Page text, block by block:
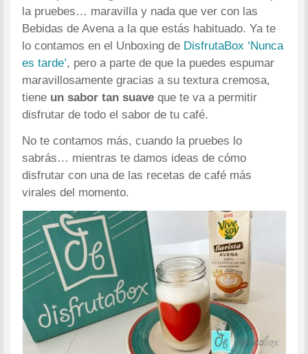
la pruebes… maravilla y nada que ver con las
Bebidas de Avena a la que estás habituado. Ya te
lo contamos en el Unboxing de DisfrutaBox ‘Nunca
es tarde’, pero a parte de que la puedes espumar
maravillosamente gracias a su textura cremosa,
tiene un sabor tan suave que te va a permitir
disfrutar de todo el sabor de tu café.
No te contamos más, cuando la pruebes lo
sabrás… mientras te damos ideas de cómo
disfrutar con una de las recetas de café más
virales del momento.